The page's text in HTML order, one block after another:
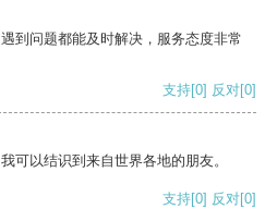
到问题都能及时解决，服务态度非常
支持[0] 反对[0]
可以结识到来自世界各地的朋友。
支持[0] 反对[0]